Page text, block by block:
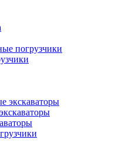
погрузчики
экскаваторы